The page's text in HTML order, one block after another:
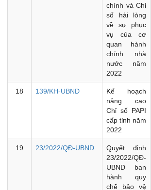
chính và Chỉ
số hài lòng
về sự phục
vụ của cơ
quan hành
chính nhà
nước năm
2022
18 139/KH-UBND
Kế hoạch
nâng cao
Chỉ số PAPI
cấp tỉnh năm
2022
19 23/2022/QĐ-UBND
Quyết định
23/2022/QĐ-
UBND ban
hành quy
chế bảo vệ